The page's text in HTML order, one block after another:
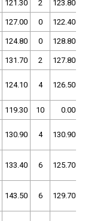
121.30 2 123.80
127.00 0 122.40
124.80 0 128.80
131.70 2 127.80
124.10 4 126.50
119.30 10 0.00
130.90 4 130.90
133.40 6 125.70
143.50 6 129.70